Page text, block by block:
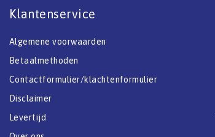
Klantenservice
Algemene voorwaarden
Betaalmethoden
Contactformulier/klachtenformulier
Disclaimer
Levertijd